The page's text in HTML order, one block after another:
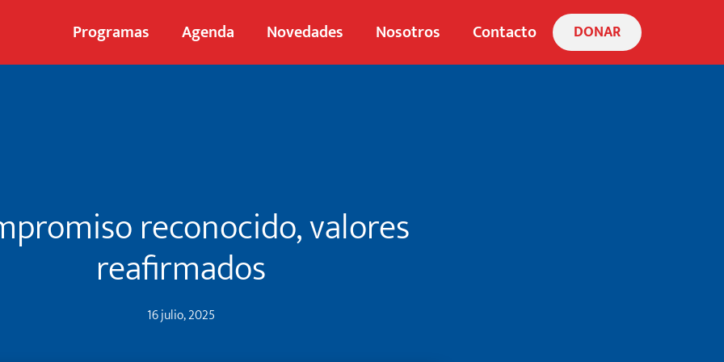
Programas Agenda Novedades Nosotros Contacto DONAR
reconocido, valores
reafirmados
16 julio, 2025